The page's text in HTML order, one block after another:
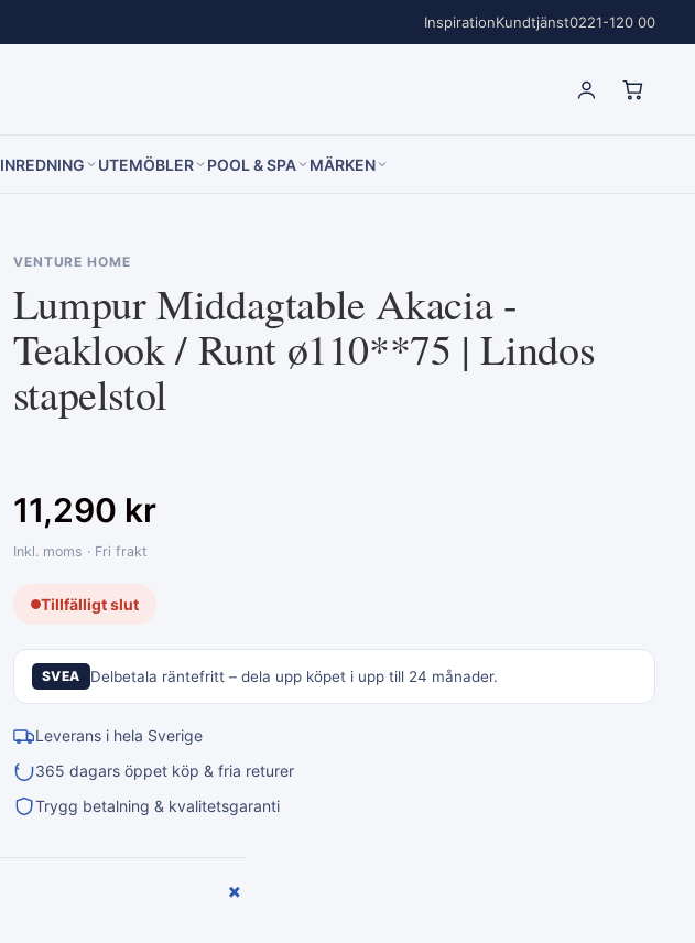
InspirationKundtjänst0221-120 00
INREDNING UTEMÖBLER POOL & SPA MÄRKEN
VENTURE HOME
Lumpur Middagtable Akacia -
Teaklook / Runt ø110**75 | Lindos
stapelstol
11,290 kr
Inkl. moms · Fri frakt
Tillfälligt slut
SVEA Delbetala räntefritt – dela upp köpet i upp till 24 månader.
Leverans i hela Sverige
365 dagars öppet köp & fria returer
Trygg betalning & kvalitetsgaranti
+